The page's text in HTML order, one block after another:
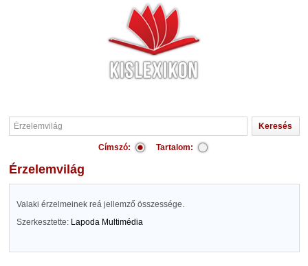
Címszó: Tartalom:
Érzelemvilág
Valaki érzelmeinek reá jellemző összessége.
Szerkesztette: Lapoda Multimédia